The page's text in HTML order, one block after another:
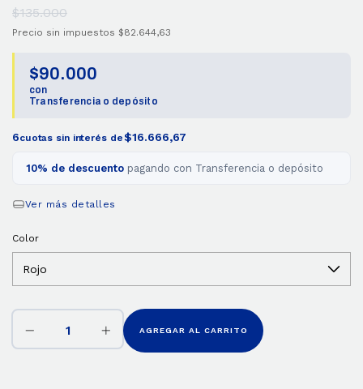
$135.000
Precio sin impuestos $82.644,63
$90.000
con
Transferencia o depósito
6cuotas sin interés de$16.666,67
10% de descuento pagando con Transferencia o depósito
Ver más detalles
Color